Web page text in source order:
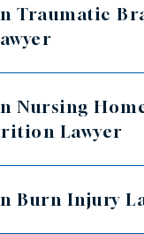
Traumatic
Nursing
Lawyer
Burn Injury